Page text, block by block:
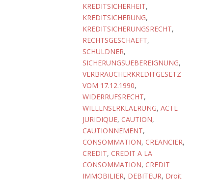
KREDITSICHERHEIT,
KREDITSICHERUNG,
KREDITSICHERUNGSRECHT,
RECHTSGESCHAEFT,
SCHULDNER,
SICHERUNGSUEBEREIGNUNG,
VERBRAUCHERKREDITGESETZ
VOM 17.12.1990,
WIDERRUFSRECHT,
WILLENSERKLAERUNG, ACTE
JURIDIQUE, CAUTION,
CAUTIONNEMENT,
CONSOMMATION, CREANCIER,
CREDIT, CREDIT A LA
CONSOMMATION, CREDIT
IMMOBILIER, DEBITEUR, Droit